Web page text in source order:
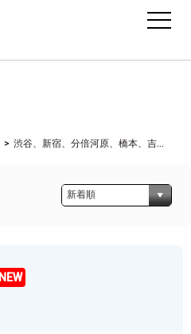
渋谷、新宿、分倍河原、橋本、吉...